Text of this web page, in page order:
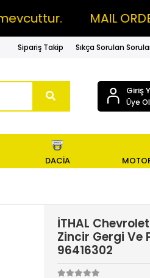
MAIL ORDER
Sipariş Takip Sıkça Sorulan
Giriş
Üye Ol
DACİA
İTHAL
Zincir Gergi Ve
96416302